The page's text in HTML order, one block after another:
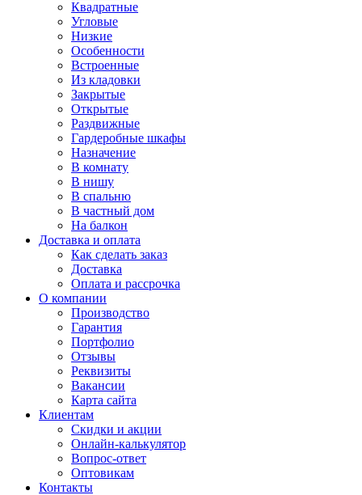
Квадратные
Угловые
Низкие
Особенности
Встроенные
Из кладовки
Закрытые
Открытые
Раздвижные
Гардеробные шкафы
Назначение
В комнату
В нишу
В спальню
В частный дом
На балкон
Доставка и оплата
Как сделать заказ
Доставка
Оплата и рассрочка
О компании
Производство
Гарантия
Портфолио
Отзывы
Реквизиты
Вакансии
Карта сайта
Клиентам
Скидки и акции
Онлайн-калькулятор
Вопрос-ответ
Оптовикам
Контакты